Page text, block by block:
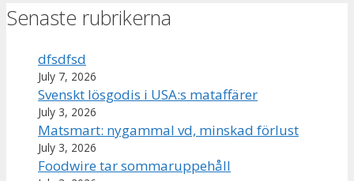
Senaste rubrikerna
dfsdfsd
July 7, 2026
Svenskt lösgodis i USA:s mataffärer
July 3, 2026
Matsmart: nygammal vd, minskad förlust
July 3, 2026
Foodwire tar sommaruppehåll